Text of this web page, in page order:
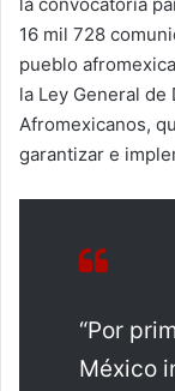
16 mil 728
pueblo
la Ley General
Afromexicanos,
garantizar e
“Por
México